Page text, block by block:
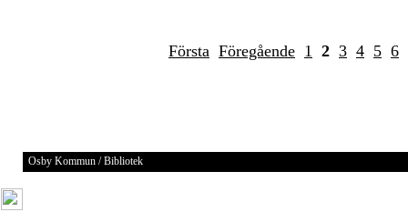
Första Föregående 1 2 3 4 5 6
Osby Kommun / Bibliotek